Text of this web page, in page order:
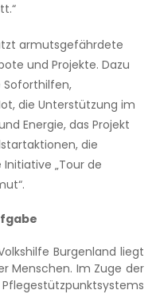
armutsgefährdete
und Projekte. Dazu
Soforthilfen,
die Unterstützung im
Energie, das Projekt
die
„Tour de
Burgenland liegt
Menschen. Im Zuge der